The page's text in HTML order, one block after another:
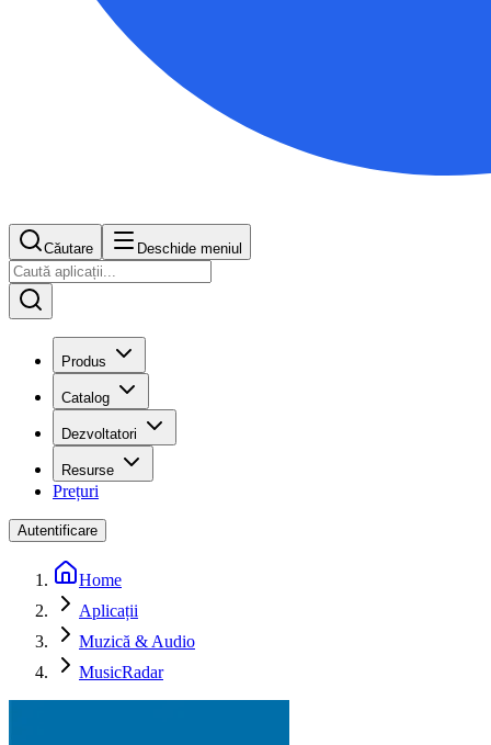
Căutare Deschide meniul
Produs
Catalog
Dezvoltatori
Resurse
Prețuri
Autentificare
Home
Aplicații
Muzică & Audio
MusicRadar